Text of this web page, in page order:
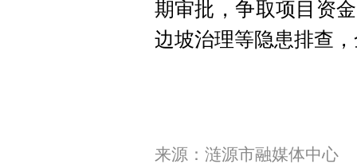
期审批，争取项目资
边坡治理等隐患排查
来源：涟源市融媒体中心